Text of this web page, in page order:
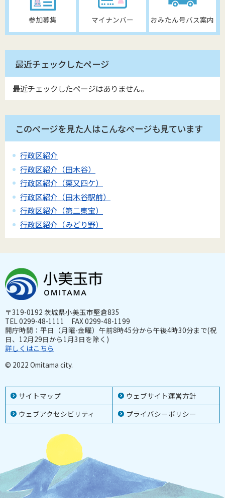
参加募集 マイナンバー おみたん号バス案内
最近チェックしたページ
最近チェックしたページはありません。
このページを見た人はこんなページも見ています
行政区紹介
行政区紹介（田木谷）
行政区紹介（栗又四ケ）
行政区紹介（田木谷駅前）
行政区紹介（第二東宝）
行政区紹介（みどり野）
サイトマップ
ウェブサイト運営方針
ウェブアクセシビリティ
プライバシーポリシー
〒319-0192 茨城県小美玉市堅倉835
TEL 0299-48-1111 FAX 0299-48-1199
開庁時間：平日（月曜-金曜）午前8時45分から午後4時30分まで(祝
日、12月29日から1月3日を除く)
詳しくはこちら
© 2022 Omitama city.